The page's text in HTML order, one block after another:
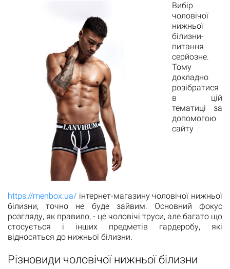
Вибір
чоловічої
нижньої
білизни-
питання
серйозне.
Тому
докладно
розібратися
в цій
тематиці за
допомогою
сайту
https://menbox.ua/ інтернет-магазину чоловічої нижньої
білизни, точно не буде зайвим. Основний фокус
розгляду, як правило, - це чоловічі труси, але багато що
стосується і інших предметів гардеробу, які
відносяться до нижньої білизни.
Різновиди чоловічої нижньої білизни